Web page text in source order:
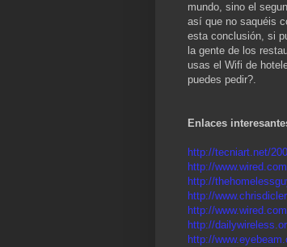
mundo, sino el
así que no saquéis
esta conclusión, si
la gente de los
usas el Wifi de
puedes pedir?.
Enlaces
http://tecniart.net/
http://
http://
http://
http://
http://
http://